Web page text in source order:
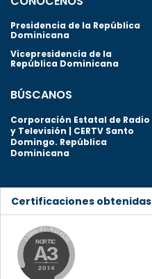
Presidencia de la República
Dominicana
Vicepresidencia de la
República Dominicana
BÚSCANOS
Corporación Estatal de Radio
y Televisión | CERTV Santo
Domingo. República
Dominicana
Certificaciones obtenidas